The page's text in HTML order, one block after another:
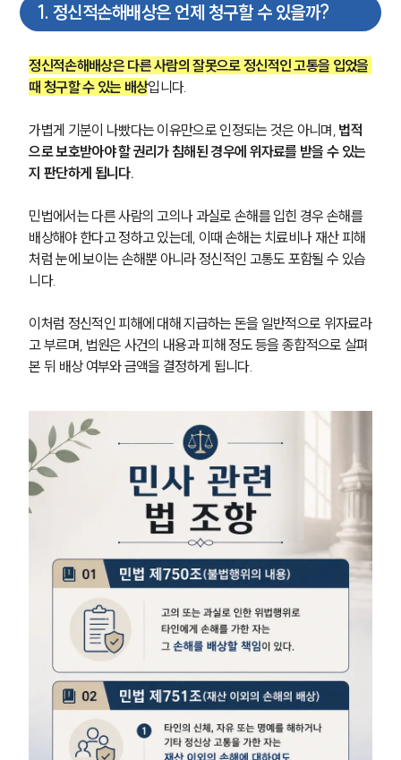
1. 정신적손해배상은 언제 청구할 수 있을까?
정신적손해배상은 다른 사람의 잘못으로 정신적인 고통을 입었을
때 청구할 수 있는 배상입니다.
가볍게 기분이 나빴다는 이유만으로 인정되는 것은 아니며, 법적
으로 보호받아야 할 권리가 침해된 경우에 위자료를 받을 수 있는
지 판단하게 됩니다.
민법에서는 다른 사람의 고의나 과실로 손해를 입힌 경우 손해를
배상해야 한다고 정하고 있는데, 이때 손해는 치료비나 재산 피해
처럼 눈에 보이는 손해뿐 아니라 정신적인 고통도 포함될 수 있습
니다.
이처럼 정신적인 피해에 대해 지급하는 돈을 일반적으로 위자료라
고 부르며, 법원은 사건의 내용과 피해 정도 등을 종합적으로 살펴
본 뒤 배상 여부와 금액을 결정하게 됩니다.